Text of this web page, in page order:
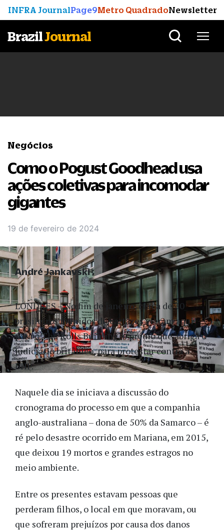
INFRA JournalPage9Metro QuadradoNewsletter
BrazilJournal
Negócios
Como o Pogust Goodhead usa
ações coletivas para incomodar
gigantes
19 de fevereiro de 2024
LONDRES – No fim de janeiro, cerca de 30
brasileiros munidos de cartazes vieram aqui
para o The Rolls Building, o prédio que abriga o
Judiciário britânico, para protestar contra a
BHP.
Naquele dia se iniciava a discussão do
cronograma do processo em que a companhia
anglo-australiana – dona de 50% da Samarco – é
ré pelo desastre ocorrido em Mariana, em 2015,
que deixou 19 mortos e grandes estragos no
meio ambiente.
Entre os presentes estavam pessoas que
perderam filhos, o local em que moravam, ou
que sofreram prejuízos por causa dos danos
André Jankavski